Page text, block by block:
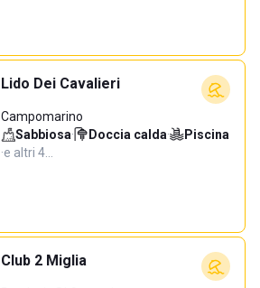
Lido Dei Cavalieri
Campomarino
Sabbiosa· Doccia calda·
Piscina
·e altri 4…
Club 2 Miglia